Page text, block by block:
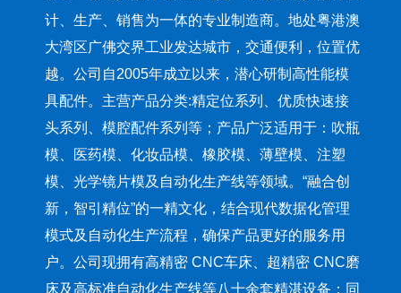
计、生产、销售为一体的专业制造商。地处粤港澳
大湾区广佛交界工业发达城市，交通便利，位置优
越。公司自2005年成立以来，潜心研制高性能模
具配件。主营产品分类:精定位系列、优质快速接
头系列、模腔配件系列等；产品广泛适用于：吹瓶
模、医药模、化妆品模、橡胶模、薄壁模、注塑
模、光学镜片模及自动化生产线等领域。“融合创
新，智引精位”的一精文化，结合现代数据化管理
模式及自动化生产流程，确保产品更好的服务用
户。公司现拥有高精密 CNC车床、超精密 CNC磨
床及高标准自动化生产线等八十余套精湛设备；同